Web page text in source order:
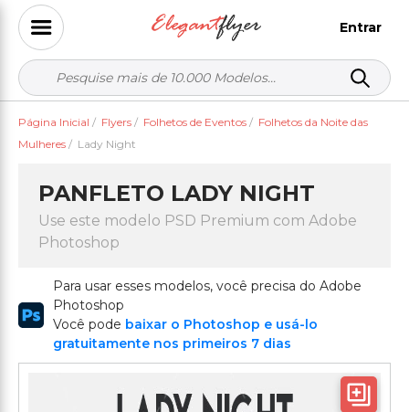
Entrar
Página Inicial / Flyers / Folhetos de Eventos / Folhetos da Noite das
Mulheres / Lady Night
PANFLETO LADY NIGHT
Use este modelo PSD Premium com Adobe
Photoshop
Para usar esses modelos, você precisa do Adobe
Photoshop
Você pode baixar o Photoshop e usá-lo
gratuitamente nos primeiros 7 dias